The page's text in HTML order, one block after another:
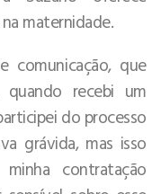
maternidade.
comunicação, que
recebi um
do processo
grávida, mas isso
contratação